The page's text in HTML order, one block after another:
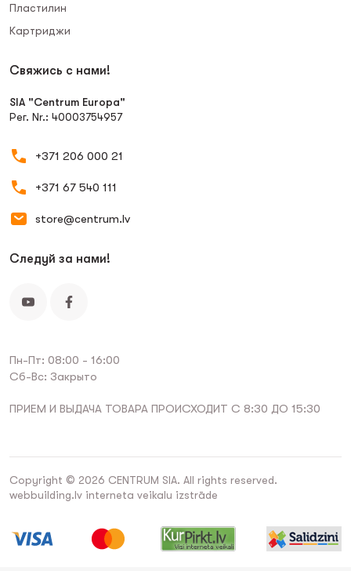
Пластилин
Картриджи
Свяжись с нами!
SIA "Centrum Europa"
Рег. Nr.: 40003754957
+371 206 000 21
+371 67 540 111
store@centrum.lv
Следуй за нами!
Пн-Пт: 08:00 - 16:00
Сб-Вс: Закрыто
ПРИЕМ И ВЫДАЧА ТОВАРА ПРОИСХОДИТ С 8:30 ДО 15:30
Copyright © 2026 CENTRUM SIA. All rights reserved.
webbuilding.lv interneta veikalu izstrāde